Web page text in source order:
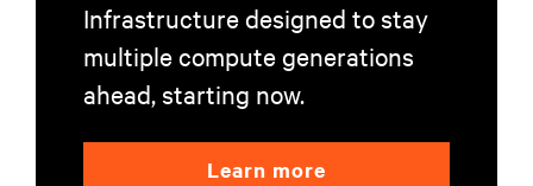
Infrastructure designed to stay
multiple compute generations
ahead, starting now.
Learn more